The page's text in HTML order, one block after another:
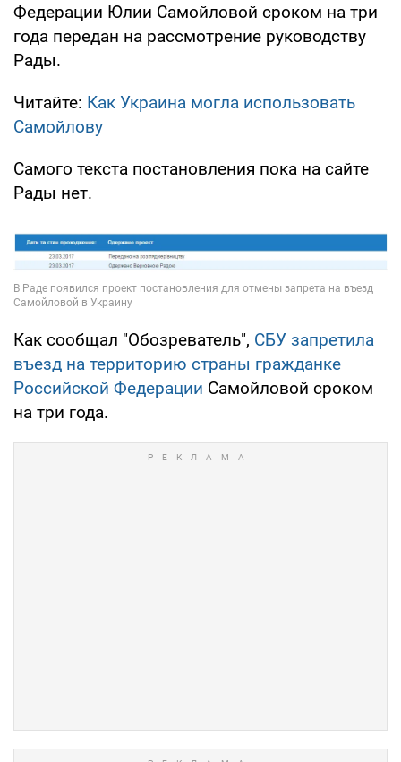
Федерации Юлии Самойловой сроком на три
года передан на рассмотрение руководству
Рады.
Читайте: Как Украина могла использовать
Самойлову
Самого текста постановления пока на сайте
Рады нет.
Как сообщал "Обозреватель", СБУ запретила
въезд на территорию страны гражданке
Российской Федерации Самойловой сроком
на три года.